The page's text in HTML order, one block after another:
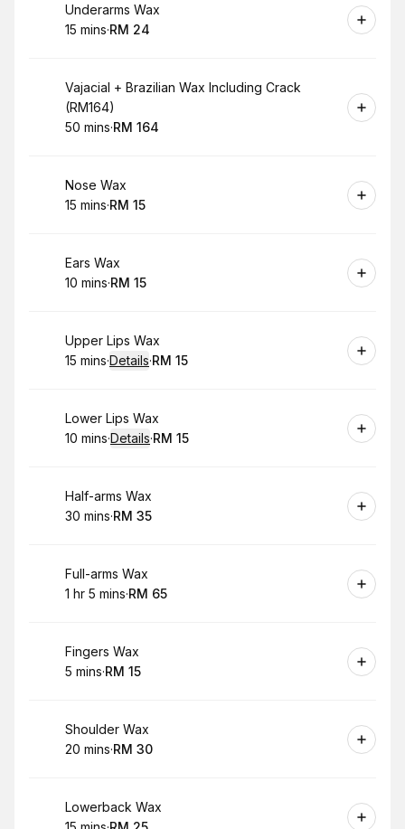
Book
Underarms Wax
.Duration :
15 mins·
.Price
RM 24
Book
Vajacial + Brazilian Wax Including Crack
(RM164)
.Duration
50 mins·
.Price:
RM 164
Book
Nose Wax
.Duration
15 mins·
.Price
RM 15
Book
Ears Wax
.Duration
10 mins·
.Price
RM 15
Book
Upper Lips Wax
.Duration:
15 mins·Details·
.Price
RM 15
Book
Lower Lips Wax
.Duration:
10 mins·Details·
.Price
RM 15
Book
Half-arms Wax
.Duration
30 mins·
.Price
RM 35
Book
Full-arms Wax
. Duration:
1 hr 5 mins·
.Price
RM 65
Book
Fingers Wax
. Duration:
5 mins·
.Price
RM 15
Book
Shoulder Wax
.Duration
20 mins·
.Price
RM 30
Book
Lowerback Wax